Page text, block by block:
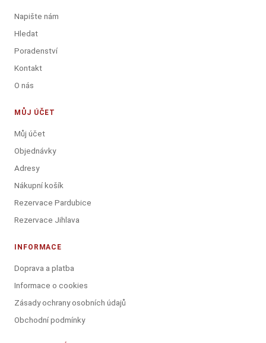
Napište nám
Hledat
Poradenství
Kontakt
O nás
MŮJ ÚČET
Můj účet
Objednávky
Adresy
Nákupní košík
Rezervace Pardubice
Rezervace Jihlava
INFORMACE
Doprava a platba
Informace o cookies
Zásady ochrany osobních údajů
Obchodní podmínky